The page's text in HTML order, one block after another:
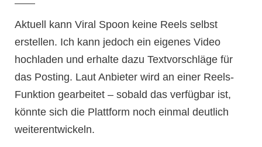
Aktuell kann Viral Spoon keine Reels selbst
erstellen. Ich kann jedoch ein eigenes Video
hochladen und erhalte dazu Textvorschläge für
das Posting. Laut Anbieter wird an einer Reels-
Funktion gearbeitet – sobald das verfügbar ist,
könnte sich die Plattform noch einmal deutlich
weiterentwickeln.